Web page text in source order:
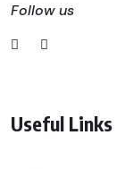
Follow us
Useful Links